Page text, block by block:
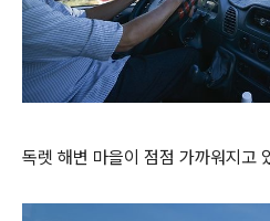
독렛 해변 마을이 점점 가까워지고